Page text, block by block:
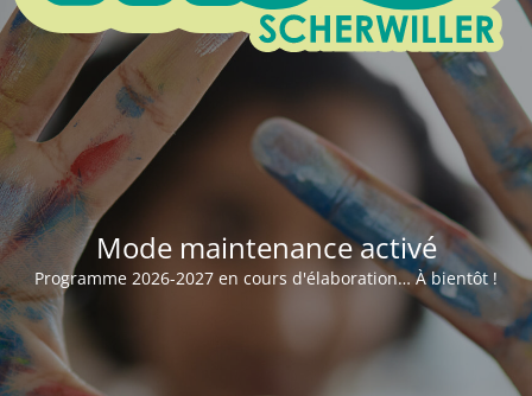
Mode maintenance activé
Programme 2026-2027 en cours d'élaboration… À bientôt !